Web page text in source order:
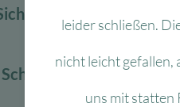
ist für dein Kind
aussieht in eurem
leider schließen.
nicht leicht gefallen,
uns mit statten